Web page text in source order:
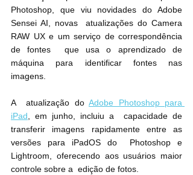
Photoshop, que viu novidades do Adobe
Sensei AI, novas  atualizações do Camera
RAW UX e um serviço de correspondência
de fontes  que usa o aprendizado de
máquina para identificar fontes nas
imagens.
A  atualização do Adobe Photoshop para
iPad, em junho, incluiu a  capacidade de
transferir imagens rapidamente entre as
versões para iPadOS do  Photoshop e
Lightroom, oferecendo aos usuários maior
controle sobre a  edição de fotos.